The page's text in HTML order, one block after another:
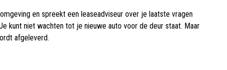
en spreekt een leaseadviseur over je laatste vragen
kunt niet wachten tot je nieuwe auto voor de deur staat. Maar
afgeleverd.